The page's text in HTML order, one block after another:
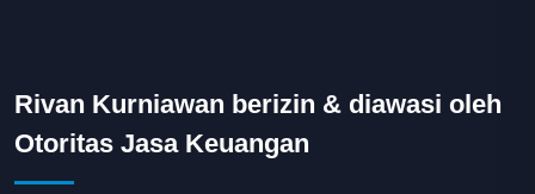
Rivan Kurniawan berizin & diawasi oleh
Otoritas Jasa Keuangan